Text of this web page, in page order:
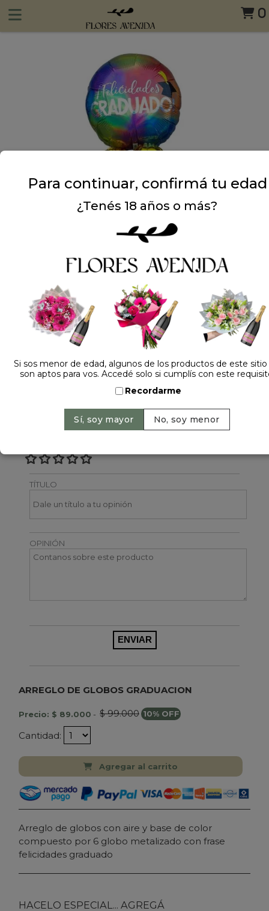
0
Dejá tu opinión
NOMBRE
TÍTULO
OPINIÓN
ARREGLO DE GLOBOS GRADUACION
Precio: $ 89.000 - $ 99.000 10% OFF
Cantidad:
Agregar al carrito
Arreglo de globos con aire y base de color
compuesto por 6 globo metalizado con frase
felicidades graduado
HACELO ESPECIAL... AGREGÁ
Para continuar, confirmá tu edad
¿Tenés 18 años o más?
Si sos menor de edad, algunos de los productos de este
son aptos para vos. Accedé solo si cumplís con este
Recordarme